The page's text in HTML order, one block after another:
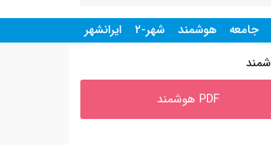
جامعه هوشمند شهر-۲ ایرانشهر
PDF هوشمند